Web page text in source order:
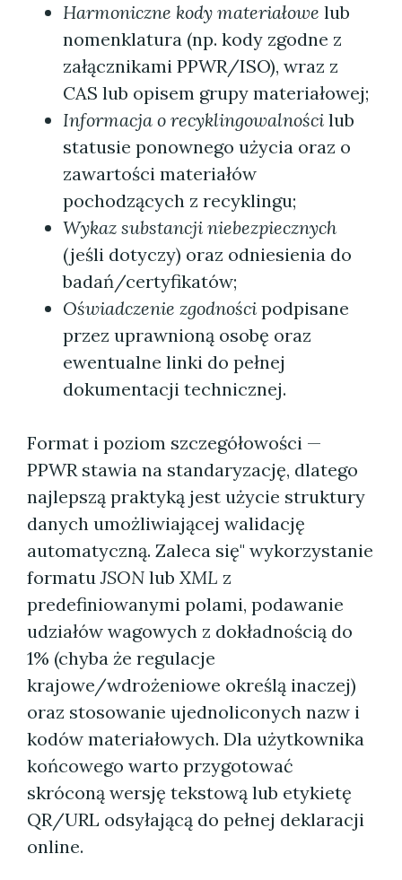
Harmoniczne kody materiałowe lub
nomenklatura (np. kody zgodne z
załącznikami PPWR/ISO), wraz z
CAS lub opisem grupy materiałowej;
Informacja o recyklingowalności lub
statusie ponownego użycia oraz o
zawartości materiałów
pochodzących z recyklingu;
Wykaz substancji niebezpiecznych
(jeśli dotyczy) oraz odniesienia do
badań/certyfikatów;
Oświadczenie zgodności podpisane
przez uprawnioną osobę oraz
ewentualne linki do pełnej
dokumentacji technicznej.
Format i poziom szczegółowości —
PPWR stawia na standaryzację, dlatego
najlepszą praktyką jest użycie struktury
danych umożliwiającej walidację
automatyczną. Zaleca się" wykorzystanie
formatuJSON lub XML z
predefiniowanymi polami, podawanie
udziałów wagowych z dokładnością do
1% (chyba że regulacje
krajowe/wdrożeniowe określą inaczej)
oraz stosowanie ujednoliconych nazw i
kodów materiałowych. Dla użytkownika
końcowego warto przygotować
skróconą wersję tekstową lub etykietę
QR/URL odsyłającą do pełnej deklaracji
online.